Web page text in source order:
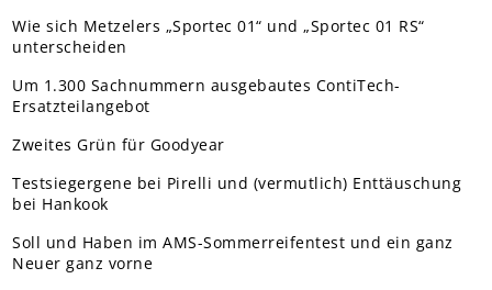
Wie sich Metzelers „Sportec 01“ und „Sportec 01 RS“
unterscheiden
Um 1.300 Sachnummern ausgebautes ContiTech-
Ersatzteilangebot
Zweites Grün für Goodyear
Testsiegergene bei Pirelli und (vermutlich) Enttäuschung
bei Hankook
Soll und Haben im AMS-Sommerreifentest und ein ganz
Neuer ganz vorne